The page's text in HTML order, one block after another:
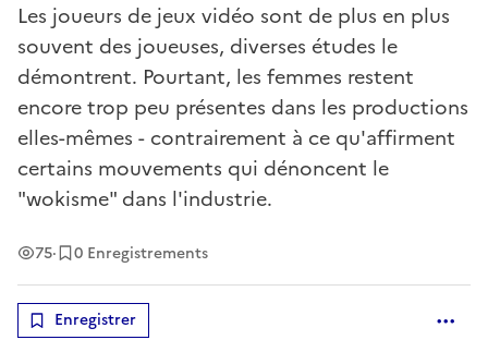
Les joueurs de jeux vidéo sont de plus en plus
souvent des joueuses, diverses études le
démontrent. Pourtant, les femmes restent
encore trop peu présentes dans les productions
elles-mêmes - contrairement à ce qu'affirment
certains mouvements qui dénoncent le
"wokisme" dans l'industrie.
75Vues
· 0 Enregistrements
Enregistrer